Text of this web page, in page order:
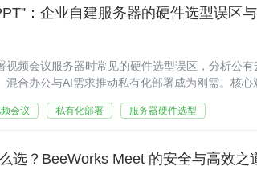
：企业自建服务器的硬件选型误区
视频会议服务器时常见的硬件选型误区，分析公
合办公与AI需求推动私有化部署成为刚需。核心
会议 私有化部署 服务器硬件选型
选？BeeWorks Meet 的安全与高效之